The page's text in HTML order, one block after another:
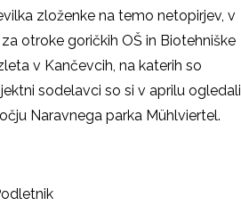
zloženke na temo netopirjev, v
otroke goričkih OŠ in Biotehniške
v Kančevcih, na katerih so
sodelavci so si v aprilu ogledali
Naravnega parka Mühlviertel.